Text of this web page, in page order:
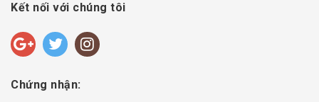
Kết nối với chúng tôi
Chứng nhận: